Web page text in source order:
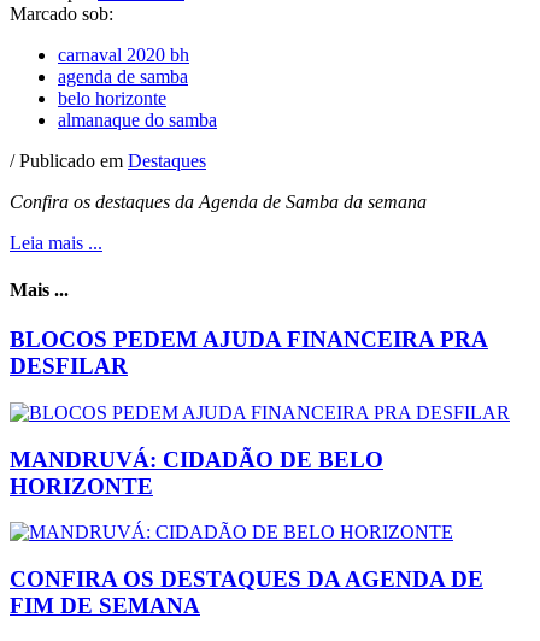
Marcado sob:
carnaval 2020 bh
agenda de samba
belo horizonte
almanaque do samba
/Publicado em Destaques
Confira os destaques da Agenda de Samba da semana
Leia mais ...
Mais ...
BLOCOS PEDEM AJUDA FINANCEIRA PRA
DESFILAR
MANDRUVÁ: CIDADÃO DE BELO
HORIZONTE
CONFIRA OS DESTAQUES DA AGENDA DE
FIM DE SEMANA